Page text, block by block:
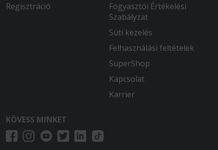
Regisztráció
Fogyasztói Értékelési
Szabályzat
Süti kezelés
Felhasználási feltételek
SuperShop
Kapcsolat
Karrier
KÖVESS MINKET